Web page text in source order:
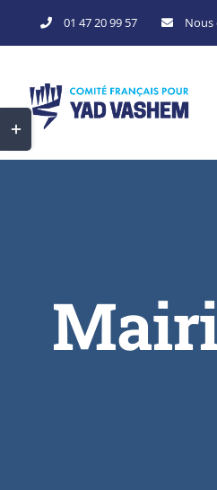
to
01 47 20 99 57 Nous
Toggle
Sliding